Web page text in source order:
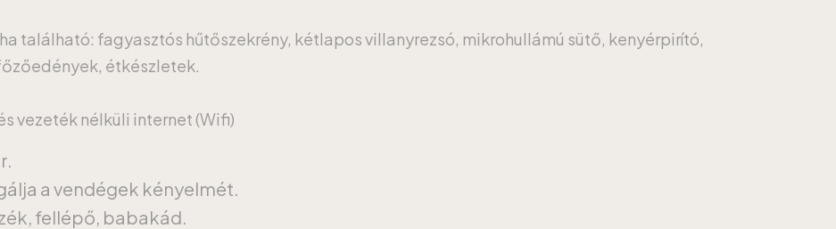
található: fagyasztós hűtőszekrény, kétlapos villanyrezsó, mikrohullámú sütő, kenyérpirító,
étkészletek.
vezeték nélküli internet (Wifi)
a vendégek kényelmét.
fellépő, babakád.